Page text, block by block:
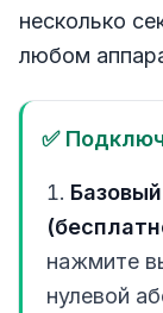
несколько
любом
✅
нажмите
нулевой